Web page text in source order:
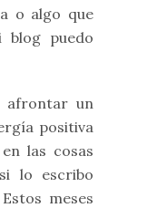
o algo que
blog puedo
afrontar un
positiva
las cosas
lo escribo
meses